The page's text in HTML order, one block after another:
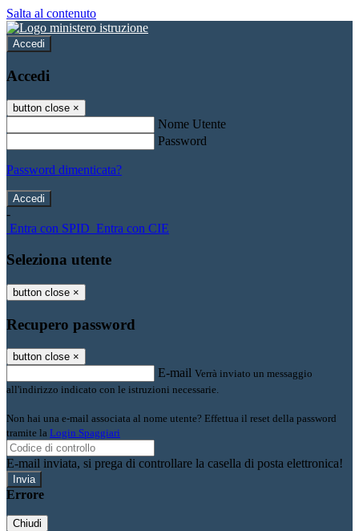
Salta al contenuto
Accedi
Accedi
button close ×
Nome Utente
Password
Password dimenticata?
-
Entra con SPID Entra con CIE
Seleziona utente
button close ×
Recupero password
button close ×
E-mail Verrà inviato un messaggio
all'indirizzo indicato con le istruzioni necessarie.
Non hai una e-mail associata al nome utente? Effettua il reset della password
tramite la Login Spaggiari
E-mail inviata, si prega di controllare la casella di posta elettronica!
Errore
Chiudi